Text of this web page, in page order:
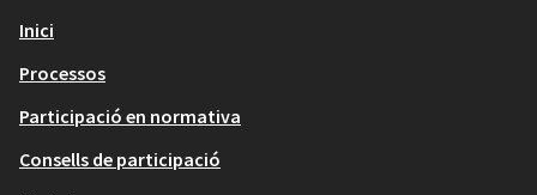
Inici
Processos
Participació en normativa
Consells de participació